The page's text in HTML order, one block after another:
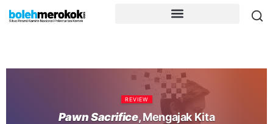
REVIEW
Pawn Sacrifice, Mengajak Kita